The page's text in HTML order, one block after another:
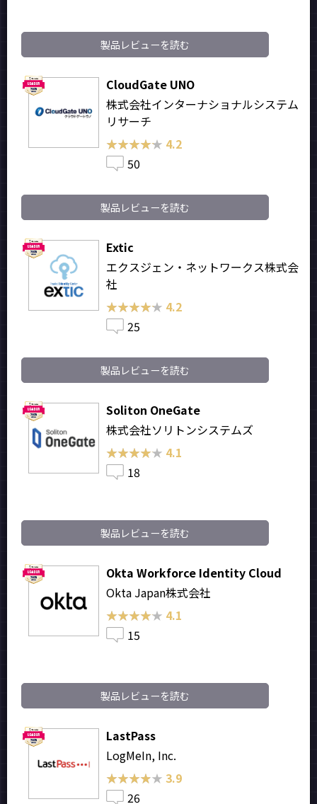
製品レビューを読む
CloudGate UNO
株式会社インターナショナルシステム
リサーチ
★★★★★
★★★★★ 4.2
50
製品レビューを読む
Extic
エクスジェン・ネットワークス株式会
社
★★★★★
★★★★★ 4.2
25
製品レビューを読む
Soliton OneGate
株式会社ソリトンシステムズ
★★★★★
★★★★★ 4.1
18
製品レビューを読む
Okta Workforce Identity Cloud
Okta Japan株式会社
★★★★★
★★★★★ 4.1
15
製品レビューを読む
LastPass
LogMeIn, Inc.
★★★★★
★★★★★ 3.9
26